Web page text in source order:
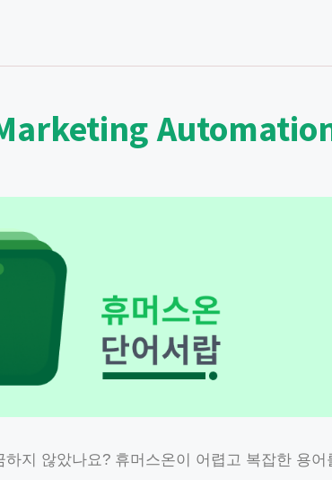
지 않았나요? 휴머스온이 어렵고 복잡한 용어